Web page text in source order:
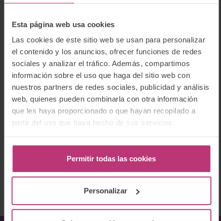
Esta página web usa cookies
Las cookies de este sitio web se usan para personalizar
el contenido y los anuncios, ofrecer funciones de redes
sociales y analizar el tráfico. Además, compartimos
información sobre el uso que haga del sitio web con
nuestros partners de redes sociales, publicidad y análisis
web, quienes pueden combinarla con otra información
que les haya proporcionado o que hayan recopilado a
partir del uso que haya hecho de sus servicios.
Permitir todas las cookies
Personalizar
prevención y promoción de la salud.
Este seminario forma parte delCurso de Psicología
y Psicopatología del Embarazo (4 seminarios).
Programa y docentes
* Programa sujeto a la posibilidad de pequeñas
Ibone Olza.
asistidas, un recorrido de posibilidades.
Dirigido a
Profesionales de la psicología, medicina (obstetras,
enfermería (matronas, salud mental…), y otras
embarazo, parto y posparto y la salud mental en
todo el periodo perinatal y la primera infancia.
Formación Anual en Salud Mental Perinatal
de los bloquesy también es posible lainscripción